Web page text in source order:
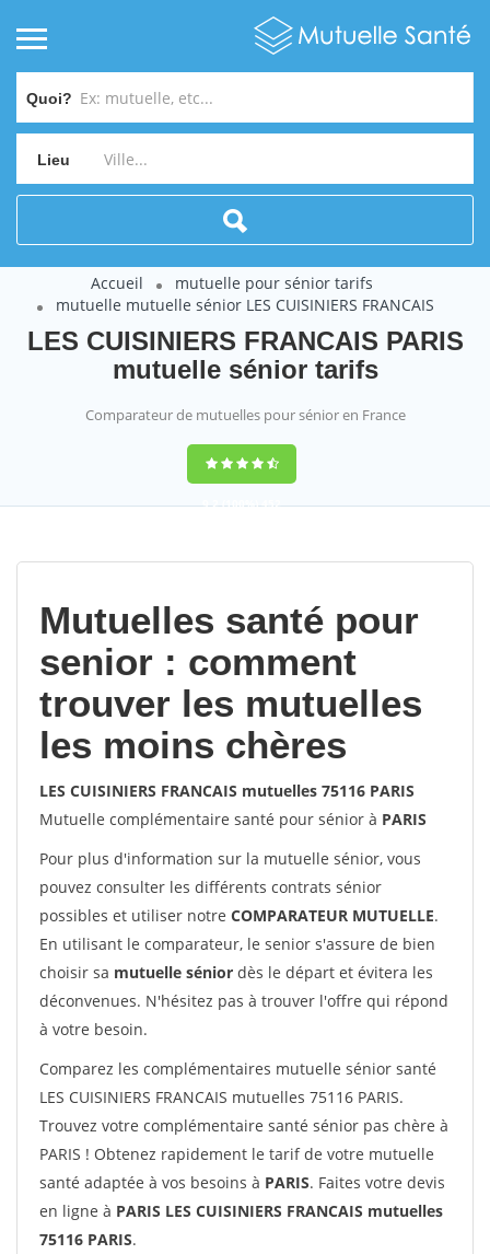
Quoi?
Lieu
Accueil
mutuelle pour sénior tarifs
mutuelle mutuelle sénior LES CUISINIERS FRANCAIS
LES CUISINIERS FRANCAIS PARIS
mutuelle sénior tarifs
Comparateur de mutuelles pour sénior en France
9,2(100%)452
Mutuelles santé pour
senior : comment
trouver les mutuelles
les moins chères
LES CUISINIERS FRANCAIS mutuelles 75116 PARIS
Mutuelle complémentaire santé pour sénior à PARIS
Pour plus d'information sur la mutuelle sénior, vous
pouvez consulter les différents contrats sénior
possibles et utiliser notre COMPARATEUR MUTUELLE.
En utilisant le comparateur, le senior s'assure de bien
choisir sa mutuelle sénior dès le départ et évitera les
déconvenues. N'hésitez pas à trouver l'offre qui répond
à votre besoin.
Comparez les complémentaires mutuelle sénior santé
LES CUISINIERS FRANCAIS mutuelles 75116 PARIS.
Trouvez votre complémentaire santé sénior pas chère à
PARIS ! Obtenez rapidement le tarif de votre mutuelle
santé adaptée à vos besoins à PARIS. Faites votre devis
en ligne à PARIS LES CUISINIERS FRANCAIS mutuelles
75116 PARIS.